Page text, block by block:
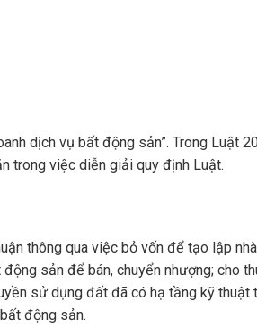
dịch vụ bất động sản”. Trong Luật
trong việc diễn giải quy định Luật.
thông qua việc bỏ vốn để tạo lập
sản để bán, chuyển nhượng; cho
sử dụng đất đã có hạ tầng kỹ thuật
động sản.